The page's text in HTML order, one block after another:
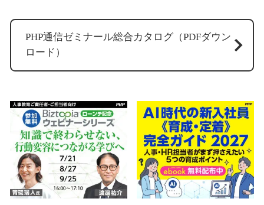
PHP通信ゼミナール総合カタログ（PDFダウン
ロード）